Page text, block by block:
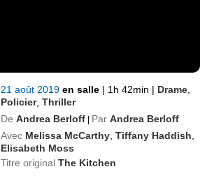
21 août 2019en salle | 1h 42min | Drame
Policier,Thriller
De Andrea Berloff | Par Andrea Berloff
Avec Melissa McCarthy ,Tiffany Haddish
Elisabeth Moss
Titre originalThe Kitchen